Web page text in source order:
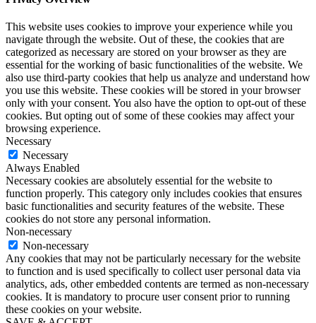
This website uses cookies to improve your experience while you
navigate through the website. Out of these, the cookies that are
categorized as necessary are stored on your browser as they are
essential for the working of basic functionalities of the website. We
also use third-party cookies that help us analyze and understand how
you use this website. These cookies will be stored in your browser
only with your consent. You also have the option to opt-out of these
cookies. But opting out of some of these cookies may affect your
browsing experience.
Necessary
Necessary
Always Enabled
Necessary cookies are absolutely essential for the website to
function properly. This category only includes cookies that ensures
basic functionalities and security features of the website. These
cookies do not store any personal information.
Non-necessary
Non-necessary
Any cookies that may not be particularly necessary for the website
to function and is used specifically to collect user personal data via
analytics, ads, other embedded contents are termed as non-necessary
cookies. It is mandatory to procure user consent prior to running
these cookies on your website.